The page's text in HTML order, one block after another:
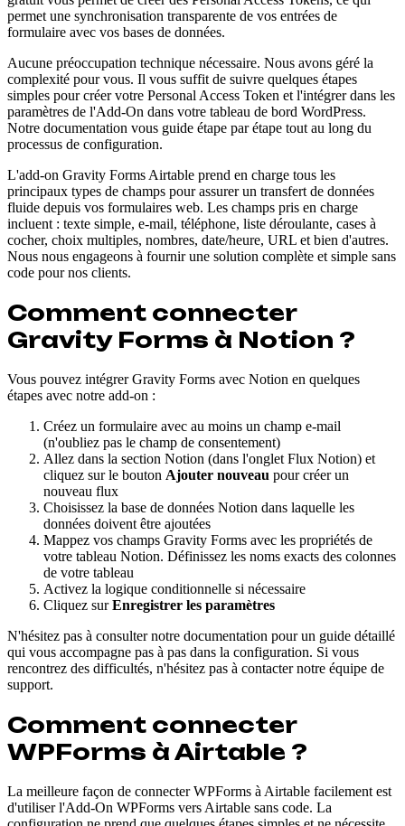
permet une synchronisation transparente de vos entrées de
formulaire avec vos bases de données.
Aucune préoccupation technique nécessaire. Nous avons géré la
complexité pour vous. Il vous suffit de suivre quelques étapes
simples pour créer votre Personal Access Token et l'intégrer dans les
paramètres de l'Add-On dans votre tableau de bord WordPress.
Notre documentation vous guide étape par étape tout au long du
processus de configuration.
L'add-on Gravity Forms Airtable prend en charge tous les
principaux types de champs pour assurer un transfert de données
fluide depuis vos formulaires web. Les champs pris en charge
incluent : texte simple, e-mail, téléphone, liste déroulante, cases à
cocher, choix multiples, nombres, date/heure, URL et bien d'autres.
Nous nous engageons à fournir une solution complète et simple sans
code pour nos clients.
Comment connecter
Gravity Forms à Notion ?
Vous pouvez intégrer Gravity Forms avec Notion en quelques
étapes avec notre add-on :
Créez un formulaire avec au moins un champ e-mail
(n'oubliez pas le champ de consentement)
Allez dans la section Notion (dans l'onglet Flux Notion) et
cliquez sur le bouton Ajouter nouveau pour créer un
nouveau flux
Choisissez la base de données Notion dans laquelle les
données doivent être ajoutées
Mappez vos champs Gravity Forms avec les propriétés de
votre tableau Notion. Définissez les noms exacts des colonnes
de votre tableau
Activez la logique conditionnelle si nécessaire
Cliquez surEnregistrer les paramètres
N'hésitez pas à consulter notre documentation pour un guide détaillé
qui vous accompagne pas à pas dans la configuration. Si vous
rencontrez des difficultés, n'hésitez pas à contacter notre équipe de
support.
Comment connecter
WPForms à Airtable ?
La meilleure façon de connecter WPForms à Airtable facilement est
d'utiliser l'Add-On WPForms vers Airtable sans code. La